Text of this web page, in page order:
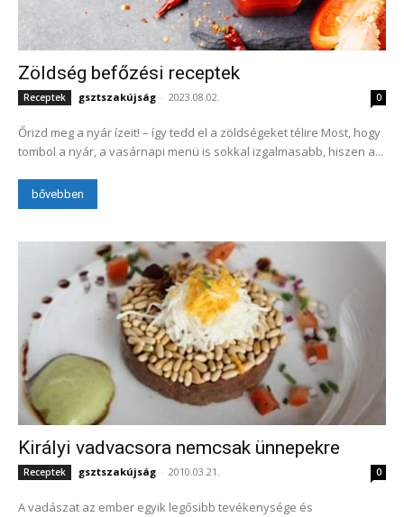
Zöldség befőzési receptek
Receptek gsztszakújság - 2023.08.02. 0
Őrizd meg a nyár ízeit! – így tedd el a zöldségeket télire Most, hogy
tombol a nyár, a vasárnapi menü is sokkal izgalmasabb, hiszen a...
bővebben
Királyi vadvacsora nemcsak ünnepekre
Receptek gsztszakújság - 2010.03.21. 0
A vadászat az ember egyik legősibb tevékenysége és